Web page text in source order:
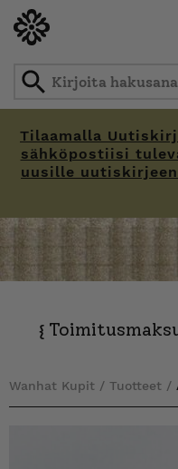
Tilaamalla
sähköpostiisi
uusille
{
Wanhat Kupit / Tuotteet /